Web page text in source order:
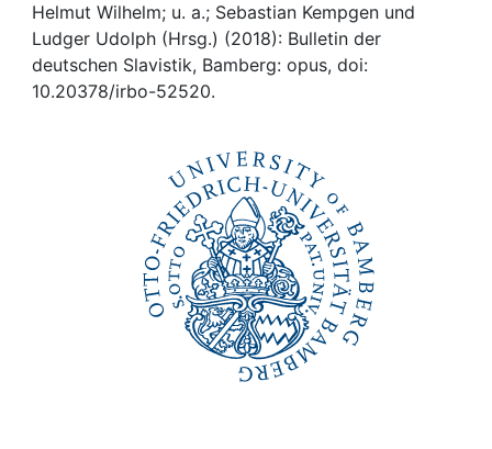
Awards
My FIS
Helmut Wilhelm; u. a.; Sebastian Kempgen und
Ludger Udolph (Hrsg.) (2018): Bulletin der
deutschen Slavistik, Bamberg: opus, doi:
10.20378/irbo-52520.